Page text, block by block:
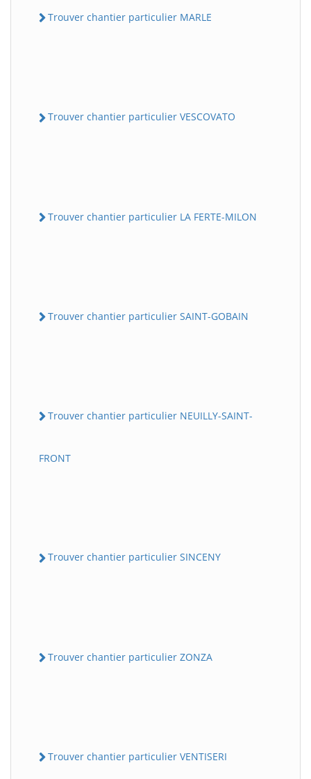
Trouver chantier particulier MARLE
Trouver chantier particulier VESCOVATO
Trouver chantier particulier LA FERTE-MILON
Trouver chantier particulier SAINT-GOBAIN
Trouver chantier particulier NEUILLY-SAINT-
FRONT
Trouver chantier particulier SINCENY
Trouver chantier particulier ZONZA
Trouver chantier particulier VENTISERI